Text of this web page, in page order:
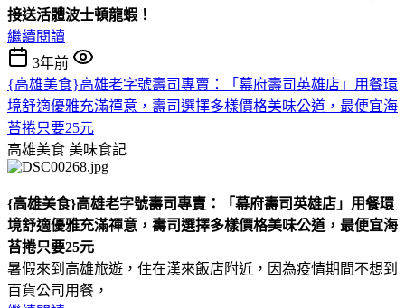
接送活體波士頓龍蝦！
繼續閱讀
3年前
{高雄美食}高雄老字號壽司專賣：「幕府壽司英雄店」用餐環
境舒適優雅充滿禪意，壽司選擇多樣價格美味公道，最便宜海
苔捲只要25元
高雄美食 美味食記
{高雄美食}高雄老字號壽司專賣：「幕府壽司英雄店」用餐環
境舒適優雅充滿禪意，壽司選擇多樣價格美味公道，最便宜海
苔捲只要25元
暑假來到高雄旅遊，住在漢來飯店附近，因為疫情期間不想到
百貨公司用餐，